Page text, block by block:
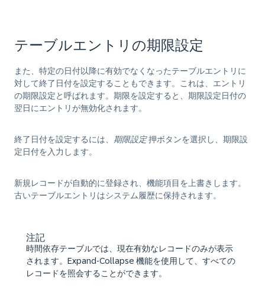
テーブルエントリの期限設定
また、特定の日付以降に有効でなくなったテーブルエントリに
対して終了日付を設定することもできます。これは、エントリ
の期限設定と呼ばれます。期限を設定すると、期限設定日付の
翌日にエントリが無効化されます。
終了日付を設定するには、 期限設定押ボタンを選択し、期限設
定日付を入力します。
新規レコードが自動的に登録され、機能項目を上書きします。
古いテーブルエントリはシステム履歴に保持されます。
注記
時間依存テーブルでは、現在有効なレコードのみが表示
されます。Expand-Collapse 機能を使用して、すべての
レコードを照会することができます。